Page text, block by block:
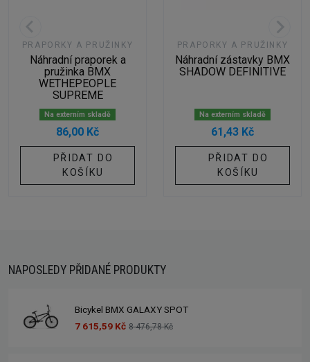
PRAPORKY A PRUŽINKY
Náhradní praporek a
pružinka BMX
WETHEPEOPLE
SUPREME
Na externím skladě
86,00 Kč
PŘIDAT DO
KOŠÍKU
PRAPORKY A PRUŽINKY
Náhradní zástavky BMX
SHADOW DEFINITIVE
Na externím skladě
61,43 Kč
PŘIDAT DO
KOŠÍKU
NAPOSLEDY PŘIDANÉ PRODUKTY
Bicykel BMX GALAXY SPOT
7 615,59 Kč 8 476,78 Kč